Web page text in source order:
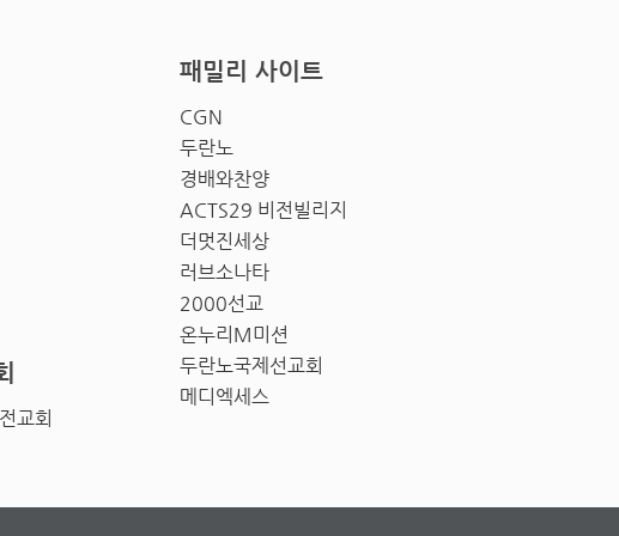
패밀리 사이트
CGN
두란노
경배와찬양
ACTS29 비전빌리지
더멋진세상
러브소나타
2000선교
온누리M미션
두란노국제선교회
메디엑세스
교회